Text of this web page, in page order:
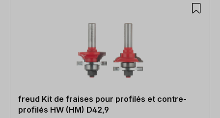
freud Kit de fraises pour profilés et contre-
profilés HW (HM) D42,9